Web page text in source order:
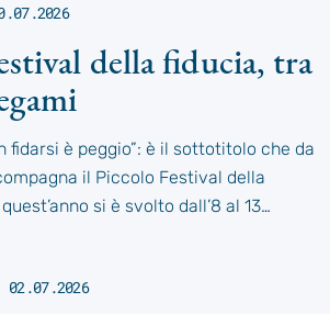
della fiducia, tra
fidarsi è peggio”: è il sottotitolo che da
il Piccolo Festival della
si è svolto dall’8 al 13…
02.07.2026